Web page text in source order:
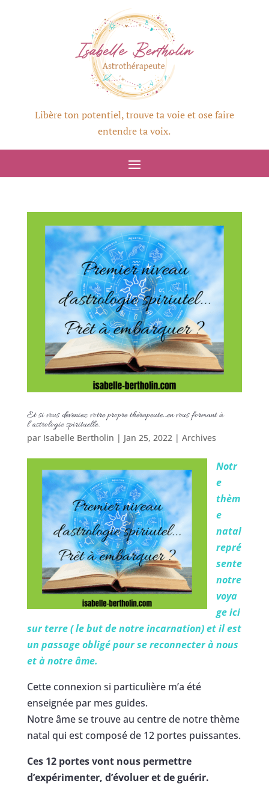
Libère ton potentiel, trouve ta voie et ose faire
entendre ta voix.
Et si vous deveniez votre propre thérapeute…en vous formant à
l’astrologie spirituelle.
par Isabelle Bertholin | Jan 25, 2022| Archives
Notr
e
thèm
e
natal
repré
sente
notre
voya
ge ici
sur terre ( le but de notre incarnation) et il est
un passage obligé pour se reconnecter à nous
et à notre âme.
Cette connexion si particulière m’a été
enseignée par mes guides.
Notre âme se trouve au centre de notre thème
natal qui est composé de 12 portes puissantes.
Ces 12 portes vont nous permettre
d’expérimenter, d’évoluer et de guérir.